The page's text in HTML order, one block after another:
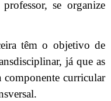
se organize
têm o objetivo de
já que as
componente curricular